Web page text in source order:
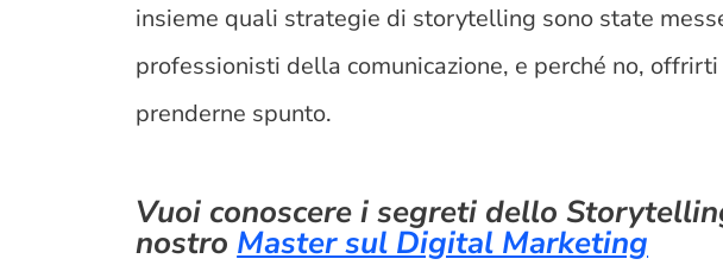
insieme quali strategie di storytelling sono state
professionisti della comunicazione, e perché no, offrirti
prenderne spunto.
Vuoi conoscere i segreti dello
nostro Master sul Digital Marketing